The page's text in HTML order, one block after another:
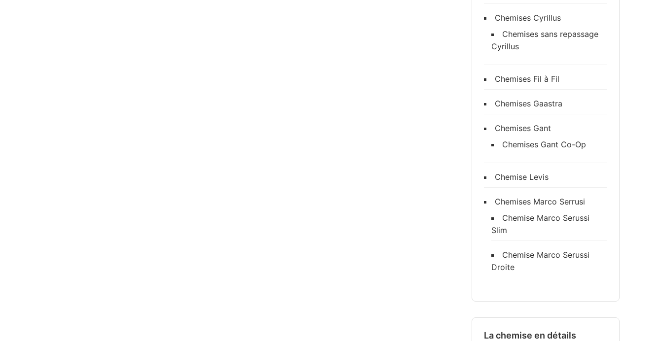
Chemises Cyrillus
Chemises sans repassage
Cyrillus
Chemises Fil à Fil
Chemises Gaastra
Chemises Gant
Chemises Gant Co-Op
Chemise Levis
Chemises Marco Serrusi
Chemise Marco Serussi
Slim
Chemise Marco Serussi
Droite
La chemise en détails